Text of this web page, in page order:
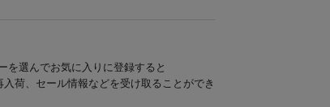
を選んでお気に入りに登録すると
荷、セール情報などを受け取ることができ